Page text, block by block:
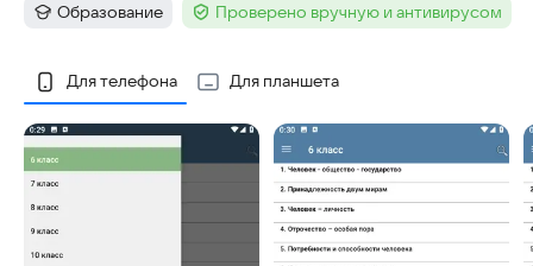
Категория:
Образование Тег :Проверено вручную и антивирусом
Скриншоты
Для телефона Для планшета